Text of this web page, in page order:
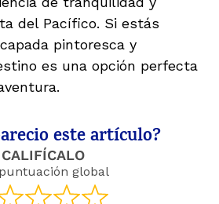
del Pacífico. Si estás
pintoresca y
es una opción perfecta
este artículo?
CALIFÍCALO
global